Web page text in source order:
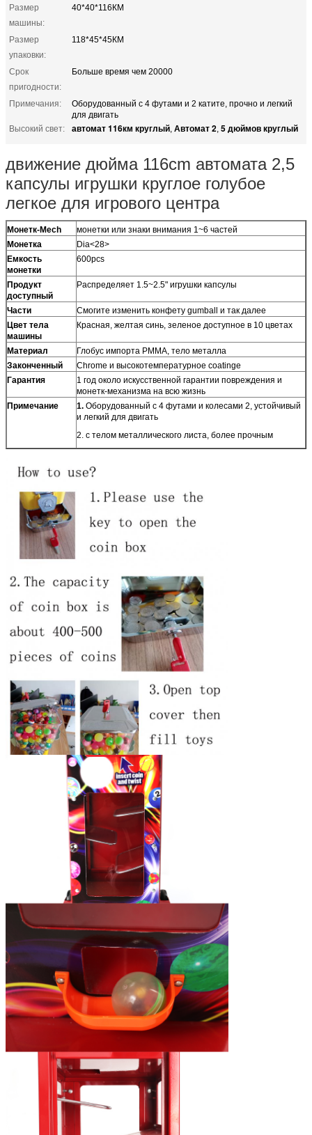
Размер
машины:
40*40*116КМ
Размер
упаковки:
118*45*45КМ
Срок
пригодности:
Больше время чем 20000
Примечания:
Оборудованный с 4 футами и 2 катите, прочно и легкий
для двигать
Высокий свет:
автомат 116км круглый, Автомат 2, 5 дюймов круглый
движение дюйма 116cm автомата 2,5
капсулы игрушки круглое голубое
легкое для игрового центра
Монетк-Mech
монетки или знаки внимания 1~6 частей
Монетка
Dia<28>
Емкость
монетки
600pcs
Продукт
доступный
Распределяет 1.5~2.5" игрушки капсулы
Части
Смогите изменить конфету gumball и так далее
Цвет тела
машины
Красная, желтая синь, зеленое доступное в 10 цветах
Материал
Глобус импорта PMMA, тело металла
Законченный
Chrome и высокотемпературное coatinge
Гарантия
1 год около искусственной гарантии повреждения и
монетк-механизма на всю жизнь
Примечание
1. Оборудованный с 4 футами и колесами 2, устойчивый
и легкий для двигать
2. с телом металлического листа, более прочным